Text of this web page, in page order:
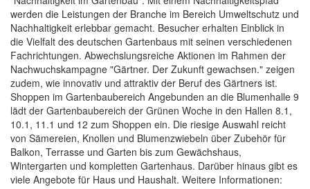
werden die Leistungen der Branche im Bereich Umweltschutz und
Nachhaltigkeit erlebbar gemacht. Besucher erhalten Einblick in
die Vielfalt des deutschen Gartenbaus mit seinen verschiedenen
Fachrichtungen. Abwechslungsreiche Aktionen im Rahmen der
Nachwuchskampagne "Gärtner. Der Zukunft gewachsen." zeigen
zudem, wie innovativ und attraktiv der Beruf des Gärtners ist.
Shoppen im Gartenbaubereich Angebunden an die Blumenhalle 9
lädt der Gartenbaubereich der Grünen Woche in den Hallen 8.1,
10.1, 11.1 und 12 zum Shoppen ein. Die riesige Auswahl reicht
von Sämereien, Knollen und Blumenzwiebeln über Zubehör für
Balkon, Terrasse und Garten bis zum Gewächshaus,
Wintergarten und kompletten Gartenhaus. Darüber hinaus gibt es
viele Angebote für Haus und Haushalt. Weitere Informationen: